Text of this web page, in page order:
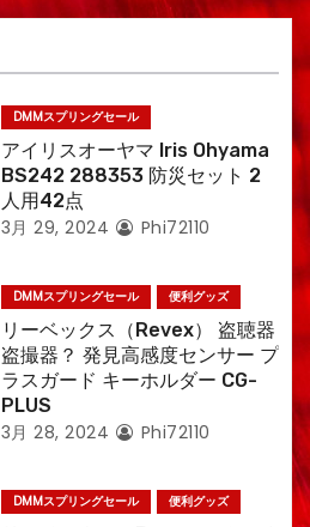
DMMスプリングセール
アイリスオーヤマ Iris Ohyama
BS242 288353 防災セット 2
人用42点
3月 29, 2024 Phi72110
DMMスプリングセール 便利グッズ
リーベックス（Revex） 盗聴器
盗撮器？ 発見高感度センサー プ
ラスガード キーホルダー CG-
PLUS
3月 28, 2024 Phi72110
DMMスプリングセール 便利グッズ